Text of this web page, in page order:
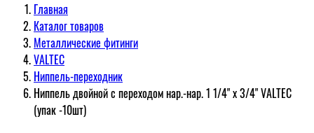
Главная
Каталог товаров
Металлические фитинги
VALTEC
Ниппель-переходник
Ниппель двойной с переходом нар.-нар. 1 1/4" х 3/4" VALTEC
(упак -10шт)